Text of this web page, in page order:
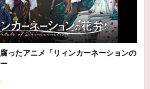
ったアニメ「リィンカーネーションの